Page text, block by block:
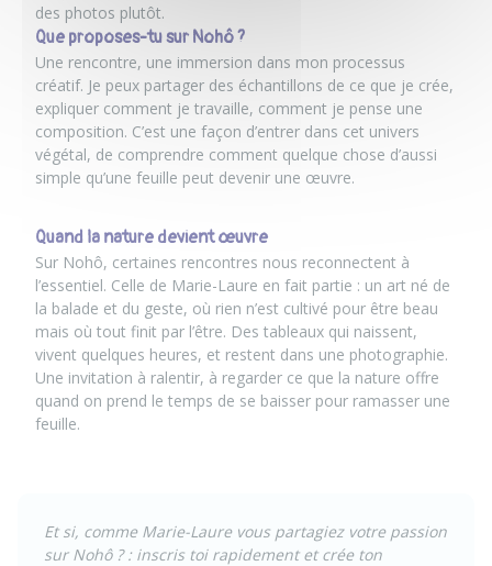
des photos plutôt.
Que proposes-tu sur Nohô ?
Une rencontre, une immersion dans mon processus
créatif. Je peux partager des échantillons de ce que je crée,
expliquer comment je travaille, comment je pense une
composition. C’est une façon d’entrer dans cet univers
végétal, de comprendre comment quelque chose d’aussi
simple qu’une feuille peut devenir une œuvre.
Quand la nature devient œuvre
Sur Nohô, certaines rencontres nous reconnectent à
l’essentiel. Celle de Marie-Laure en fait partie : un art né de
la balade et du geste, où rien n’est cultivé pour être beau
mais où tout finit par l’être. Des tableaux qui naissent,
vivent quelques heures, et restent dans une photographie.
Une invitation à ralentir, à regarder ce que la nature offre
quand on prend le temps de se baisser pour ramasser une
feuille.
Et si, comme Marie-Laurevous partagiez votre passion
sur Nohô ? : inscris toi rapidement et crée ton